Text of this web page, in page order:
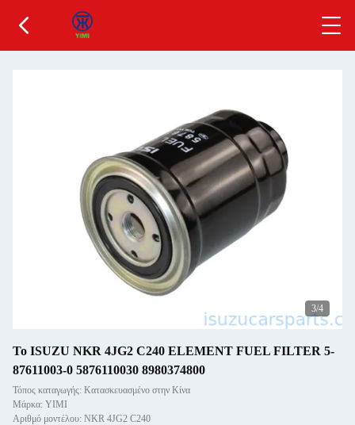
3/4
Το ISUZU NKR 4JG2 C240 ELEMENT FUEL FILTER 5-
87611003-0 5876110030 8980374800
Τόπος καταγωγής: Κατασκευασμένο στην Κίνα
Μάρκα: YIMI
Αριθμό μοντέλου: NKR 4JG2 C240